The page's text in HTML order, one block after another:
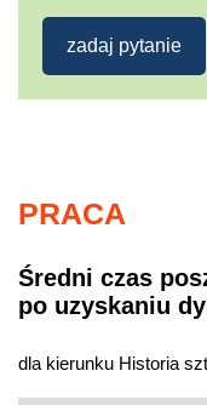
zadaj pytanie
PRACA
Średni czas
po uzyskaniu
dla kierunku Historia